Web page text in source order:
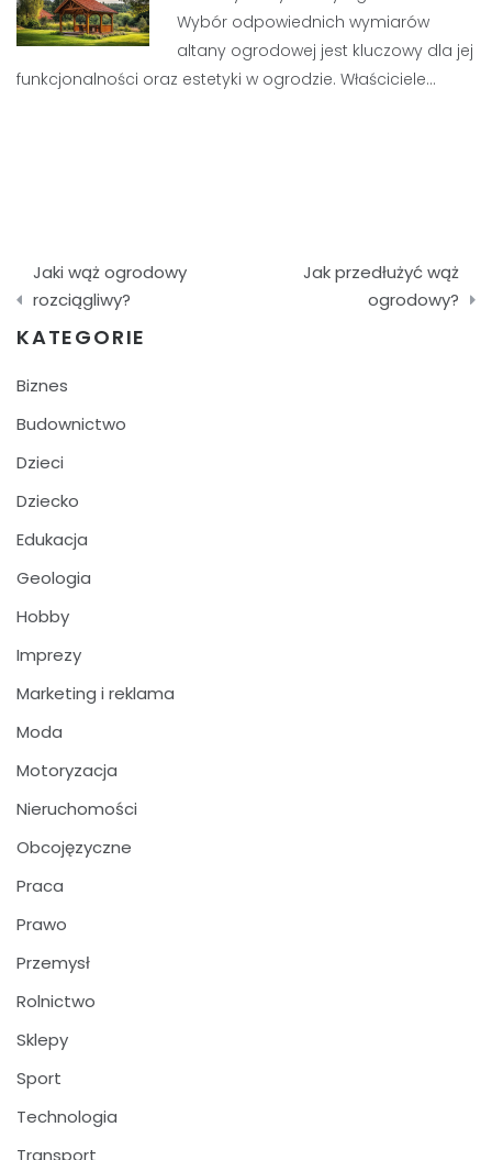
Wybór odpowiednich wymiarów
altany ogrodowej jest kluczowy dla jej
funkcjonalności oraz estetyki w ogrodzie. Właściciele…
Nawigacja
wpisu
Jaki wąż ogrodowy
rozciągliwy?
Jak przedłużyć wąż
ogrodowy?
KATEGORIE
Biznes
Budownictwo
Dzieci
Dziecko
Edukacja
Geologia
Hobby
Imprezy
Marketing i reklama
Moda
Motoryzacja
Nieruchomości
Obcojęzyczne
Praca
Prawo
Przemysł
Rolnictwo
Sklepy
Sport
Technologia
Transport